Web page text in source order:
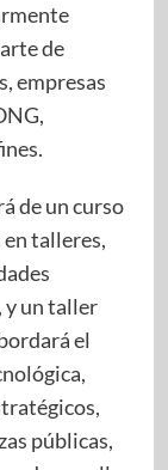
de
empresas
de un curso
talleres,
y un taller
el
públicas,